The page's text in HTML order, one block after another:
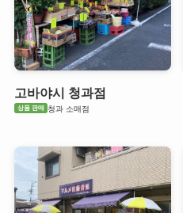
고바야시 청과점
상품 판매 청과 소매점